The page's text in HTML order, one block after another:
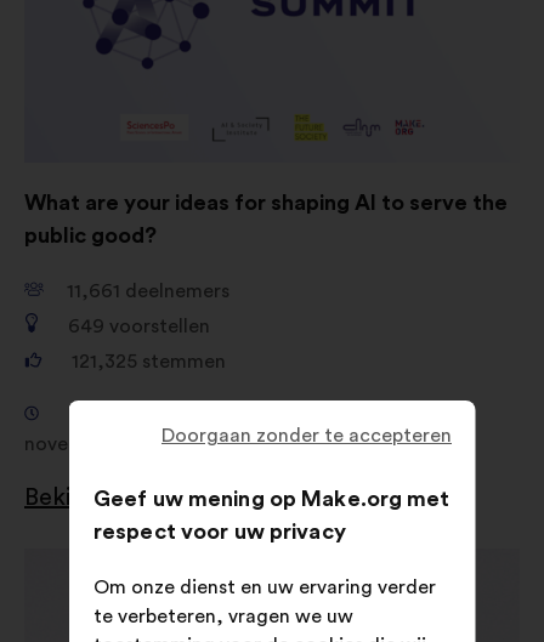
What are your ideas for shaping AI to serve the
public good?
11,661 deelnemers
649 voorstellen
121,325 stemmen
november 2024
Bekijk de resultaten
Doorgaan zonder te accepteren
Geef uw mening op Make.org met
respect voor uw privacy
Om onze dienst en uw ervaring verder
te verbeteren, vragen we uw